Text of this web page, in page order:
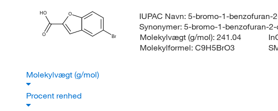
HO
O
O
Br
IUPAC Navn:5-bromo-1-benzofuran-
Synonymer:5-bromo-1-benzofuran-
Molekylvægt (g/mol): 241.04
Molekylformel: C9H5BrO3
Molekylvægt (g/mol)
Procent renhed